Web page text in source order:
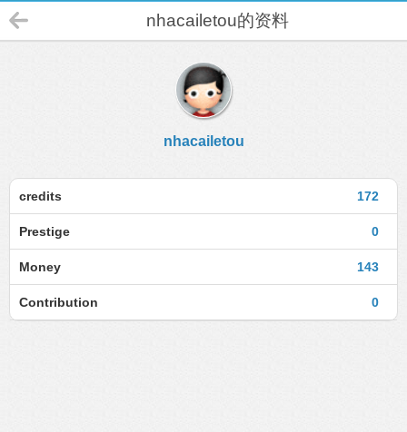
nhacailetou的资料
nhacailetou
172
credits
0
Prestige
143
Money
0
Contribution